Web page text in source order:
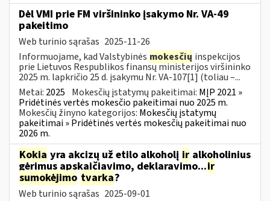
Dėl VMI prie FM viršininko įsakymo Nr. VA-49
pakeitimo
Web turinio sąrašas 2025-11-26
Informuojame, kad Valstybinės mokesčių inspekcijos
prie Lietuvos Respublikos finansų ministerijos viršininko
2025 m. lapkričio 25 d. įsakymu Nr. VA-107[1] (toliau –...
Metai: 2025 Mokesčių įstatymų pakeitimai: MĮP 2021 »
Pridėtinės vertės mokesčio pakeitimai nuo 2025 m.
Mokesčių žinyno kategorijos: Mokesčių įstatymų
pakeitimai » Pridėtinės vertės mokesčių pakeitimai nuo
2026 m.
Kokia yra akcizų už etilo alkoholį ir alkoholinius
gėrimus apskaičiavimo, deklaravimo...ir
sumokėjimo tvarka?
Web turinio sąrašas 2025-09-01